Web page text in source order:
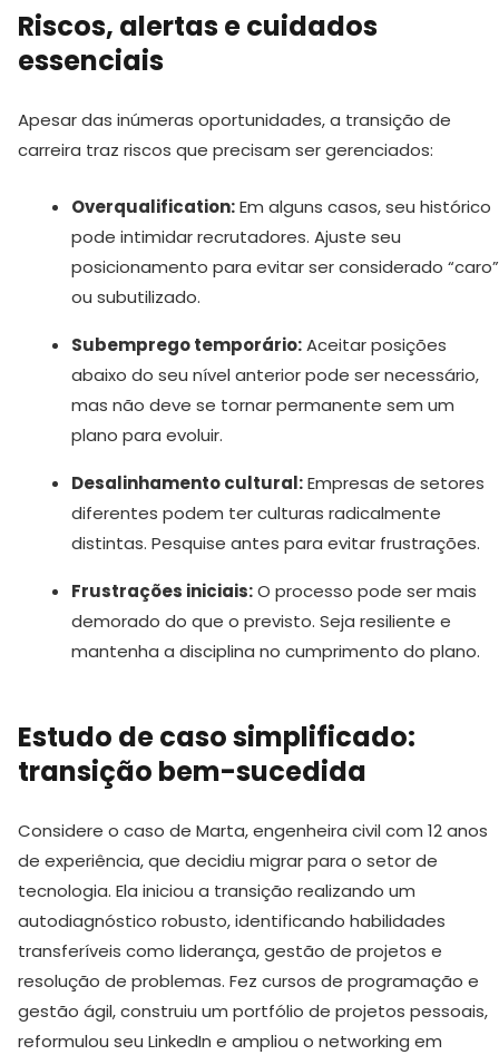
Riscos, alertas e cuidados
essenciais
Apesar das inúmeras oportunidades, a transição de
carreira traz riscos que precisam ser gerenciados:
Overqualification:Em alguns casos, seu histórico
pode intimidar recrutadores. Ajuste seu
posicionamento para evitar ser considerado “caro”
ou subutilizado.
Subemprego temporário:Aceitar posições
abaixo do seu nível anterior pode ser necessário,
mas não deve se tornar permanente sem um
plano para evoluir.
Desalinhamento cultural:Empresas de setores
diferentes podem ter culturas radicalmente
distintas. Pesquise antes para evitar frustrações.
Frustrações iniciais:O processo pode ser mais
demorado do que o previsto. Seja resiliente e
mantenha a disciplina no cumprimento do plano.
Estudo de caso simplificado:
transição bem-sucedida
Considere o caso de Marta, engenheira civil com 12 anos
de experiência, que decidiu migrar para o setor de
tecnologia. Ela iniciou a transição realizando um
autodiagnóstico robusto, identificando habilidades
transferíveis como liderança, gestão de projetos e
resolução de problemas. Fez cursos de programação e
gestão ágil, construiu um portfólio de projetos pessoais,
reformulou seu LinkedIn e ampliou o networking em